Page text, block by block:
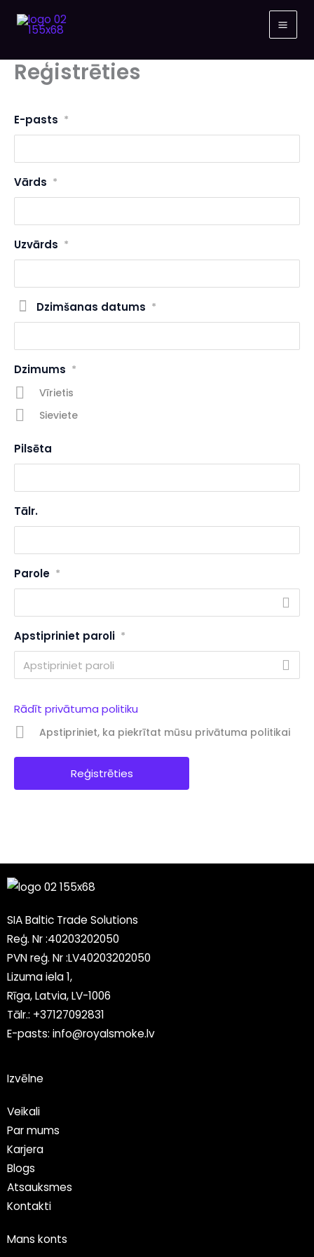
Reģistrēties
E-pasts *
Vārds *
Uzvārds *
Dzimšanas datums *
Dzimums *
Vīrietis
Sieviete
Pilsēta
Tālr.
Parole *
Apstipriniet paroli *
Rādīt privātuma politiku
Apstipriniet, ka piekrītat mūsu privātuma politikai
SIA Baltic Trade Solutions
Reģ. Nr :40203202050
PVN reģ. Nr :LV40203202050
Lizuma iela 1,
Rīga, Latvia, LV-1006
Tālr.: +37127092831
E-pasts: info@royalsmoke.lv
Izvēlne
Veikali
Par mums
Karjera
Blogs
Atsauksmes
Kontakti
Mans konts